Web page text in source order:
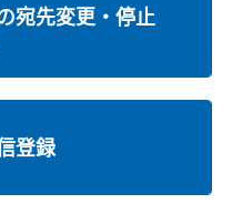
宛先変更・停止
登録